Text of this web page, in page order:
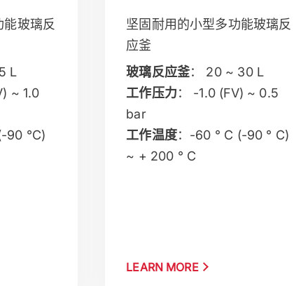
能玻璃反
L
~ 1.0
90 °C)
坚固耐用的小型多功能玻璃反
应釜
玻璃反应釜： 20 ~ 30 L
工作压力： -1.0 (FV) ~ 0.5
bar
工作温度：-60 ° C (-90 ° C)
~ + 200 ° C
LEARN MORE